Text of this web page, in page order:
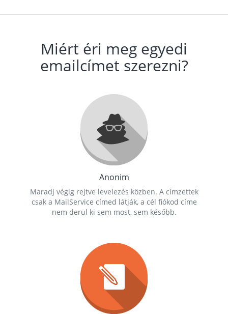
Miért éri meg egyedi
emailcímet szerezni?
Anonim
Maradj végig rejtve levelezés közben. A címzettek
csak a MailService címed látják, a cél fiókod címe
nem derül ki sem most, sem később.